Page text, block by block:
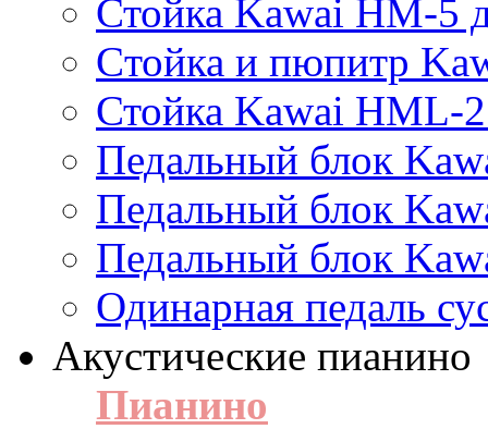
Стойка Kawai HM-5
Cтойка и пюпитр
Стойка Kawai HML-
Педальный блок
Педальный блок
Педальный блок
Одинарная педаль
Акустические пианино
Пианино